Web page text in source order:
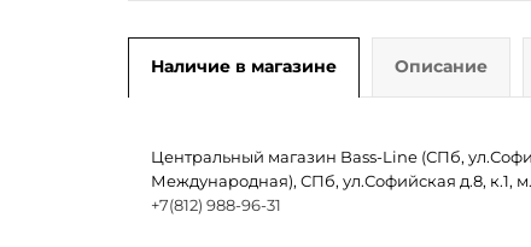
Наличие в магазине Описание
Центральный магазин Bass-Line (СПб,
Международная), СПб, ул.Софийская д.8, к.1,
+7(812) 988-96-31